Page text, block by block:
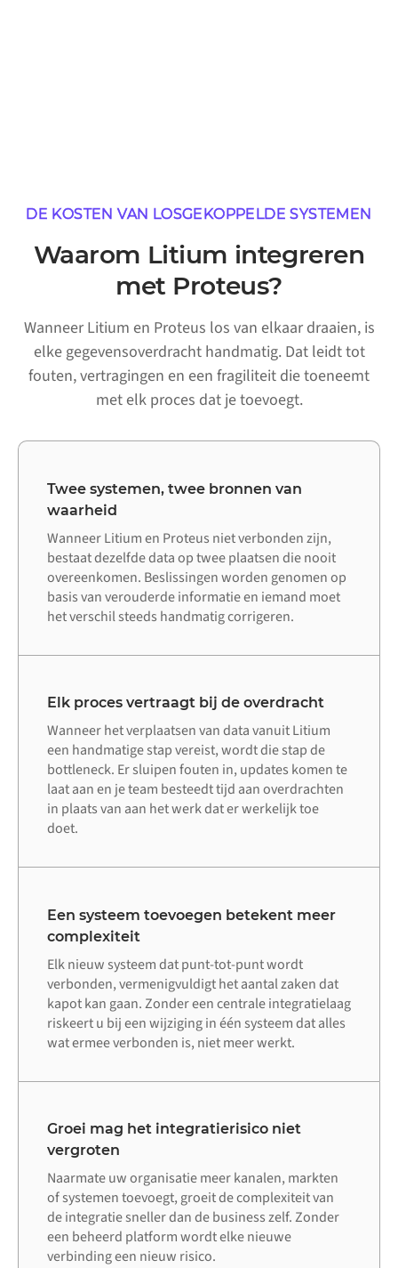
DE KOSTEN VAN LOSGEKOPPELDE SYSTEMEN
Waarom Litium integreren
met Proteus?
Wanneer Litium en Proteus los van elkaar draaien, is
elke gegevensoverdracht handmatig. Dat leidt tot
fouten, vertragingen en een fragiliteit die toeneemt
met elk proces dat je toevoegt.
Twee systemen, twee bronnen van
waarheid
Wanneer Litium en Proteus niet verbonden zijn,
bestaat dezelfde data op twee plaatsen die nooit
overeenkomen. Beslissingen worden genomen op
basis van verouderde informatie en iemand moet
het verschil steeds handmatig corrigeren.
Elk proces vertraagt bij de overdracht
Wanneer het verplaatsen van data vanuit Litium
een handmatige stap vereist, wordt die stap de
bottleneck. Er sluipen fouten in, updates komen te
laat aan en je team besteedt tijd aan overdrachten
in plaats van aan het werk dat er werkelijk toe
doet.
Een systeem toevoegen betekent meer
complexiteit
Elk nieuw systeem dat punt-tot-punt wordt
verbonden, vermenigvuldigt het aantal zaken dat
kapot kan gaan. Zonder een centrale integratielaag
riskeert u bij een wijziging in één systeem dat alles
wat ermee verbonden is, niet meer werkt.
Groei mag het integratierisico niet
vergroten
Naarmate uw organisatie meer kanalen, markten
of systemen toevoegt, groeit de complexiteit van
de integratie sneller dan de business zelf. Zonder
een beheerd platform wordt elke nieuwe
verbinding een nieuw risico.